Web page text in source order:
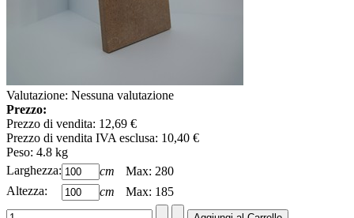
Valutazione: Nessuna valutazione
Prezzo:
Prezzo di vendita: 12,69 €
Prezzo di vendita IVA esclusa: 10,40 €
Peso: 4.8 kg
Larghezza:
cm
Max: 280
Altezza:
cm Max: 185